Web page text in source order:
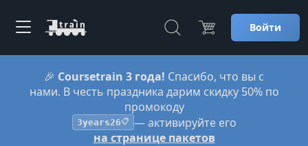
Войти
🎉 Coursetrain 3 года! Спасибо, что вы с
нами. В честь праздника дарим скидку 50% по
промокоду
3years26📋 — активируйте его
на странице пакетов